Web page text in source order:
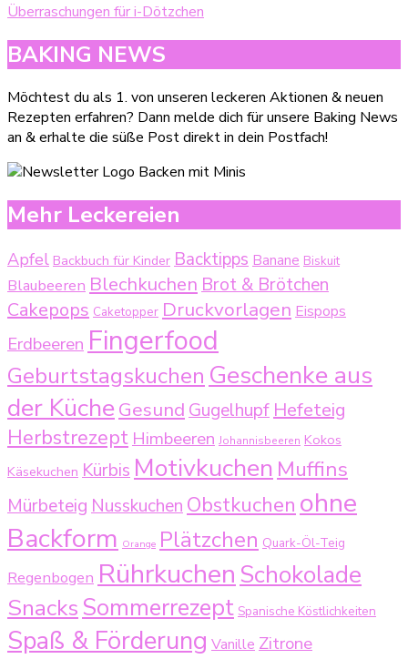
BAKING NEWS
Möchtest du als 1. von unseren leckeren Aktionen & neuen
Rezepten erfahren? Dann melde dich für unsere Baking News
an & erhalte die süße Post direkt in dein Postfach!
Mehr Leckereien
Apfel Backbuch für Kinder Backtipps Banane Biskuit
Blaubeeren Blechkuchen Brot & Brötchen
Cakepops Caketopper Druckvorlagen Eispops
Erdbeeren Fingerfood
Geburtstagskuchen Geschenke aus
der KücheGesund Gugelhupf Hefeteig
Herbstrezept Himbeeren Johannisbeeren Kokos
Käsekuchen Kürbis Motivkuchen Muffins
Mürbeteig Nusskuchen Obstkuchen ohne
Backform Orange Plätzchen Quark-Öl-Teig
Regenbogen Rührkuchen Schokolade
SnacksSommerrezept Spanische Köstlichkeiten
Spaß & Förderung Vanille Zitrone